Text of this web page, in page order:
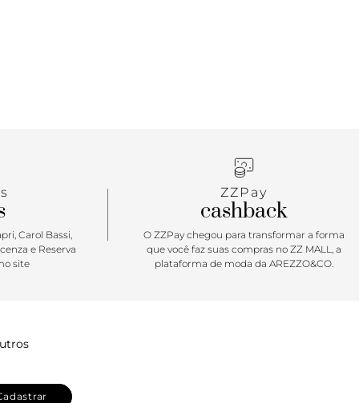
maior respirabilidade para o tênis. De
atacadores brancos. Aplicação de tag marrom
Porque Apostar: Absolutamente comfy, o tênis
a temporada de Verão’26 Anacapri com um
e imponente: com novo solado flatform
cabedal com mix de materiais com design de
é simplesmente perfeito para protagonizar o
Carol Bassi,
e Reserva
site
ZZPay
cashback
O ZZPay chegou para transformar a forma
que você faz suas compras no ZZ MALL, a
plataforma de moda da AREZZO&CO.